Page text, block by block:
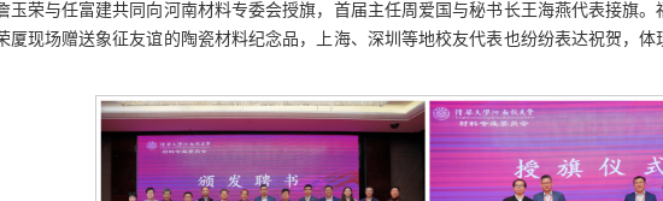
玉荣与任富建共同向河南材料专委会授旗，首届主任周爱国与秘书长王海燕代表接旗
厦现场赠送象征友谊的陶瓷材料纪念品，上海、深圳等地校友代表也纷纷表达祝贺，